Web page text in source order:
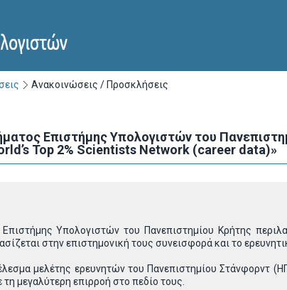
Ανακοινώσεις / Προσκλήσεις
Επιστήμης Υπολογιστών του
Top 2% Scientists Network (career data)»
Υπολογιστών του Πανεπιστημίου Κρήτης
στην επιστημονική τους συνεισφορά και το
μελέτης ερευνητών του Πανεπιστημίου Στάνφορντ
μεγαλύτερη επιρροή στο πεδίο τους.